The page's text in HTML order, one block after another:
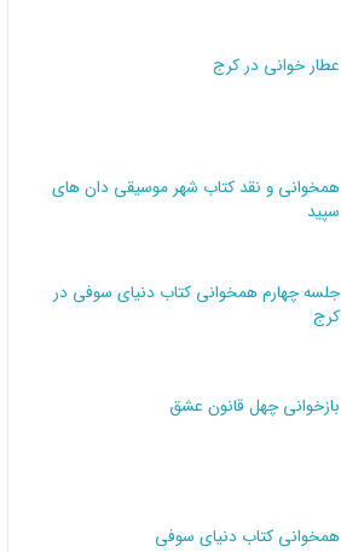
عطار خوانی در کرج
همخوانی و نقد کتاب شهر موسیقی دان های
سپید
جلسه چهارم همخوانی کتاب دنیای سوفی در
کرج
بازخوانی چهل قانون عشق
همخوانی کتاب دنیای سوفی